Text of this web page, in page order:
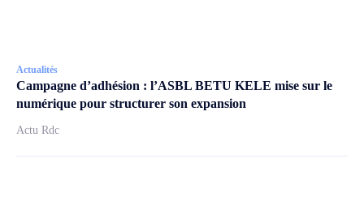
Actualités
Campagne d’adhésion : l’ASBL BETU KELE mise sur le
numérique pour structurer son expansion
Actu Rdc